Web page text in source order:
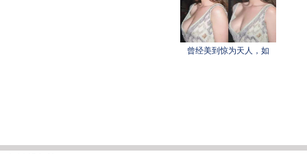
曾经美到惊为天人，如